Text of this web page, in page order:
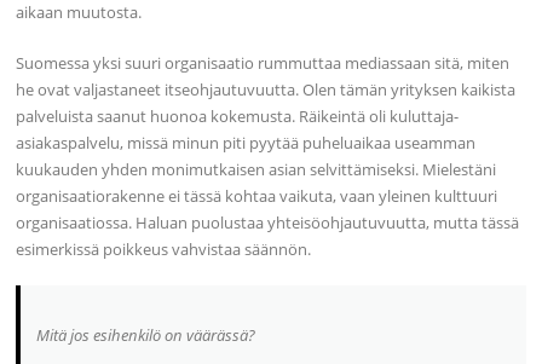
aikaan muutosta.
Suomessa yksi suuri organisaatio rummuttaa mediassaan sitä, miten
he ovat valjastaneet itseohjautuvuutta. Olen tämän yrityksen kaikista
palveluista saanut huonoa kokemusta. Räikeintä oli kuluttaja-
asiakaspalvelu, missä minun piti pyytää puheluaikaa useamman
kuukauden yhden monimutkaisen asian selvittämiseksi. Mielestäni
organisaatiorakenne ei tässä kohtaa vaikuta, vaan yleinen kulttuuri
organisaatiossa. Haluan puolustaa yhteisöohjautuvuutta, mutta tässä
esimerkissä poikkeus vahvistaa säännön.
Mitä jos esihenkilö on väärässä?